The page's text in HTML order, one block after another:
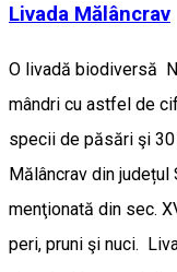
Livada Mălâncrav
O livadă biodiversă
mândri cu astfel de
specii de păsări şi
Mălâncrav din
menţionată din sec.
peri, pruni şi nuci.